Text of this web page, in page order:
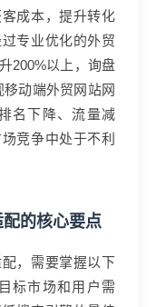
成本，提升转化
专业优化的外贸
200%以上，询盘
动端外贸网站网
名下降、流量减
竞争中处于不利
的核心要点
，需要掌握以下
标市场和用户需